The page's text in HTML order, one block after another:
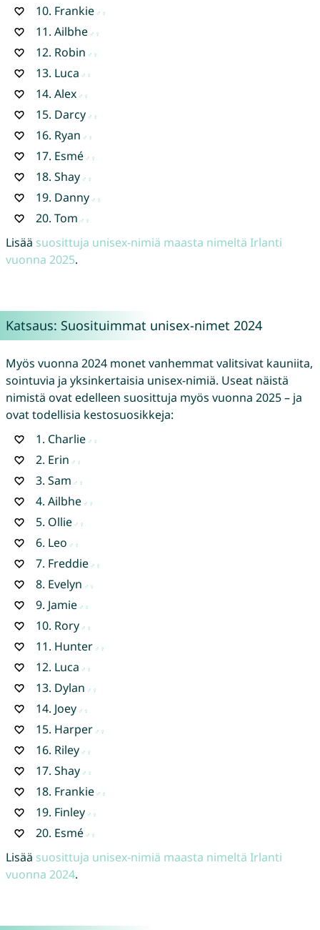
10. Frankie
11. Ailbhe
12. Robin
13. Luca
14. Alex
15. Darcy
16. Ryan
17. Esmé
18. Shay
19. Danny
20. Tom
Lisää suosittuja unisex-nimiä maasta nimeltä Irlanti
vuonna 2025.
Katsaus: Suosituimmat unisex-nimet 2024
Myös vuonna 2024 monet vanhemmat valitsivat kauniita,
sointuvia ja yksinkertaisia unisex-nimiä. Useat näistä
nimistä ovat edelleen suosittuja myös vuonna 2025 – ja
ovat todellisia kestosuosikkeja:
1. Charlie
2. Erin
3. Sam
4. Ailbhe
5. Ollie
6. Leo
7. Freddie
8. Evelyn
9. Jamie
10. Rory
11. Hunter
12. Luca
13. Dylan
14. Joey
15. Harper
16. Riley
17. Shay
18. Frankie
19. Finley
20. Esmé
Lisää suosittuja unisex-nimiä maasta nimeltä Irlanti
vuonna 2024.